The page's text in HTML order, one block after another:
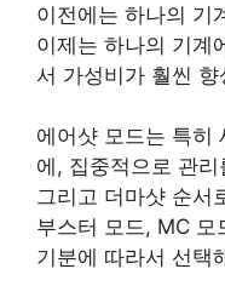
이전에는 하나의 기
이제는 하나의 기계
서 가성비가 훨씬
에어샷 모드는 특히
에, 집중적으로 관
그리고 더마샷 순서
부스터 모드, MC 모
기분에 따라서 선택